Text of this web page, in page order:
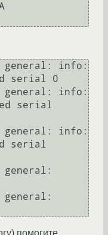
general: info:
serial 0
general: info:
serial
general: info:
serial
general:
general: